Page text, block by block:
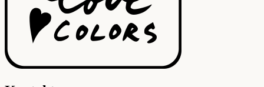
môžete
vybrať
na